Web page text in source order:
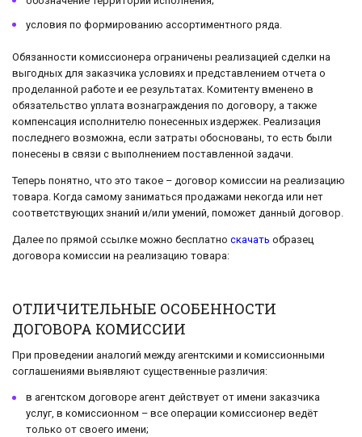
условия по формированию ассортиментного ряда.
Обязанности комиссионера ограничены реализацией сделки на
выгодных для заказчика условиях и представлением отчета о
проделанной работе и ее результатах. Комитенту вменено в
обязательство уплата вознаграждения по договору, а также
компенсация исполнителю понесенных издержек. Реализация
последнего возможна, если затраты обоснованы, то есть были
понесены в связи с выполнением поставленной задачи.
Теперь понятно, что это такое – договор комиссии на реализацию
товара. Когда самому заниматься продажами некогда или нет
соответствующих знаний и/или умений, поможет данный договор.
Далее по прямой ссылке можно бесплатно скачать образец
договора комиссии на реализацию товара:
ОТЛИЧИТЕЛЬНЫЕ ОСОБЕННОСТИ
ДОГОВОРА КОМИССИИ
При проведении аналогий между агентскими и комиссионными
соглашениями выявляют существенные различия:
в агентском договоре агент действует от имени заказчика
услуг, в комиссионном – все операции комиссионер ведёт
только от своего имени;